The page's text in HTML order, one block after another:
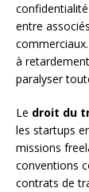
entre
à
paralyser
Le droit du
les startups
missions
conventions
contrats de